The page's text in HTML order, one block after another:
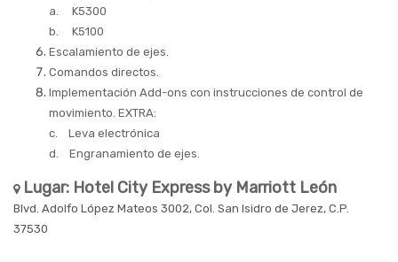
a.
K5300
b.
K5100
Escalamiento de ejes.
Comandos directos.
Implementación Add-ons con instrucciones de control de
movimiento. EXTRA:
c.
Leva electrónica
d.
Engranamiento de ejes.
Lugar: Hotel City Express by Marriott León
Blvd. Adolfo López Mateos 3002, Col. San Isidro de Jerez, C.P.
37530